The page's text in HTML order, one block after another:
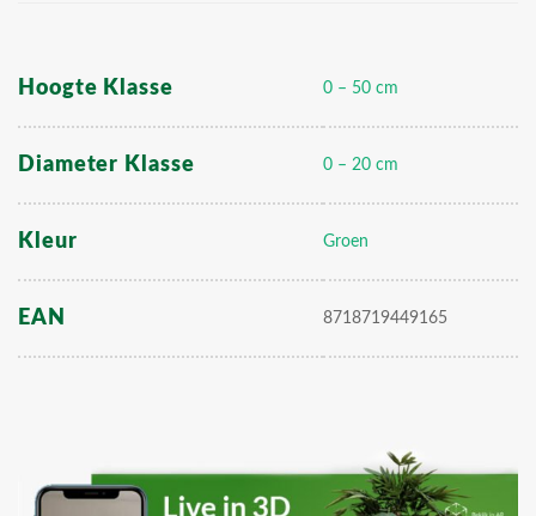
Hoogte Klasse 0 – 50 cm
Diameter Klasse 0 – 20 cm
Kleur Groen
EAN 8718719449165